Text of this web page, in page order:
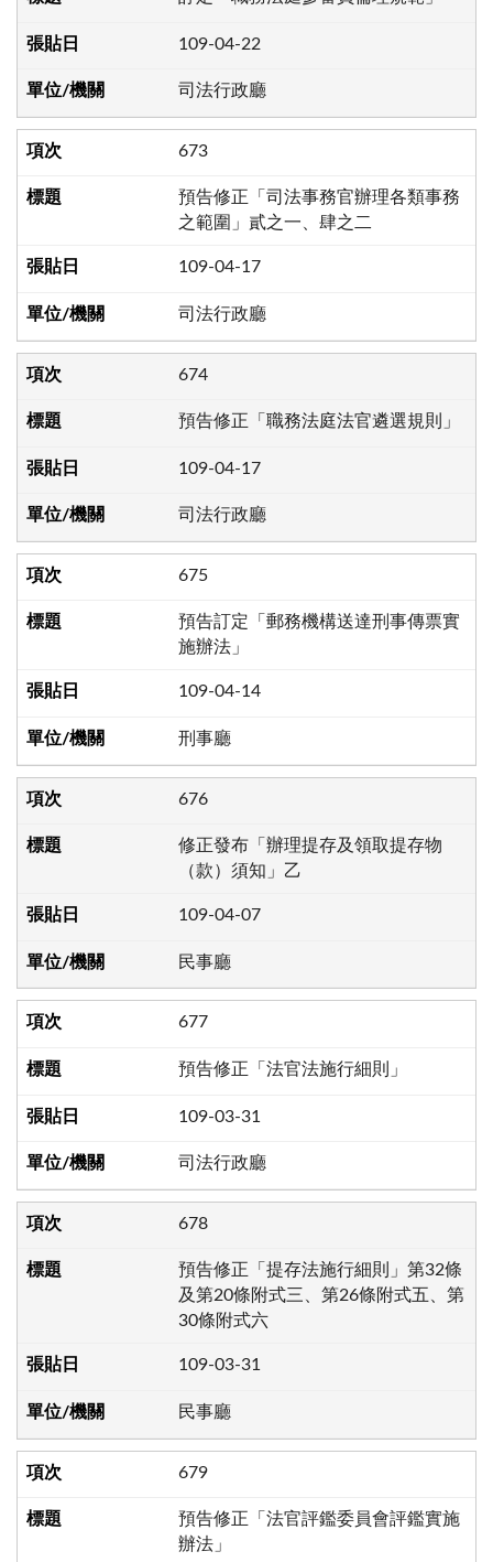
109-04-22
司法行政廳
673
預告修正「司法事務官辦理各類事務
之範圍」貳之一、肆之二
109-04-17
司法行政廳
674
預告修正「職務法庭法官遴選規則」
109-04-17
司法行政廳
675
預告訂定「郵務機構送達刑事傳票實
施辦法」
109-04-14
刑事廳
676
修正發布「辦理提存及領取提存物
（款）須知」乙
109-04-07
民事廳
677
預告修正「法官法施行細則」
109-03-31
司法行政廳
678
預告修正「提存法施行細則」第32條
及第20條附式三、第26條附式五、第
30條附式六
109-03-31
民事廳
679
預告修正「法官評鑑委員會評鑑實施
辦法」